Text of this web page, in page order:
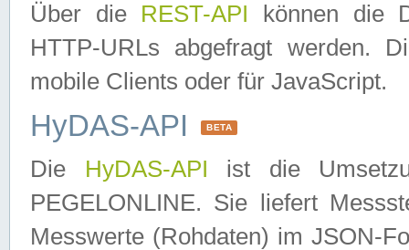
Über die REST-API können die
HTTP-URLs abgefragt werden.
mobile Clients oder für JavaScript.
HyDAS-API BETA
Die HyDAS-API ist die
PEGELONLINE. Sie liefert
Messwerte (Rohdaten) im JSON-